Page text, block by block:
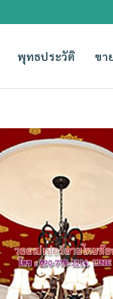
พุทธประวัติ ขา